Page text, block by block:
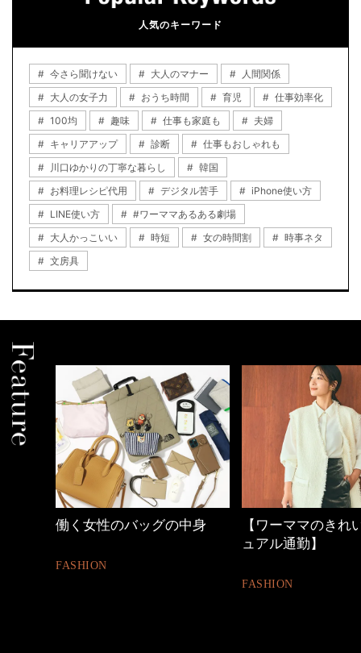
人気のキーワード
今さら聞けない 大人のマナー
人間関係
大人の女子力
おうち時間 育児
仕事効率化
100均
趣味 仕事も家庭も
夫婦
キャリアアップ
診断
仕事もおしゃれも
川口ゆかりの丁寧な暮らし
韓国
お料理レシピ代用
デジタル苦手
iPhone使い方
LINE使い方
#ワーママあるある劇場
大人かっこいい
時短 女の時間割
時事ネタ
文房具
働く女性のバッグの中身
FASHION
【ワーママのきれ
ュアル通勤】
FASHION